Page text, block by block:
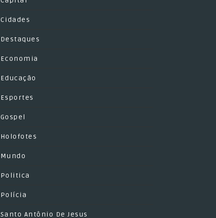
Cidades
Destaques
Economia
Educação
Esportes
Gospel
Holofotes
Mundo
Politica
Polícia
Santo Antônio De Jesus